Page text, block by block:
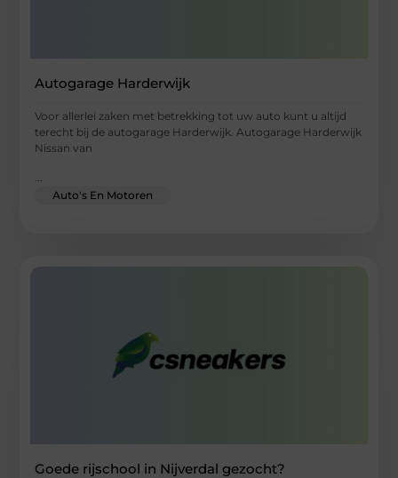
Autogarage Harderwijk
Voor allerlei zaken met betrekking tot uw auto kunt u altijd
terecht bij de autogarage Harderwijk. Autogarage Harderwijk
Nissan van
Auto's En Motoren
Goede rijschool in Nijverdal gezocht?